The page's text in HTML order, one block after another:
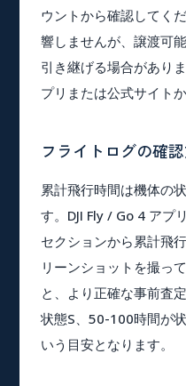
ウントから確認してく
響しませんが、譲渡可
引き継げる場合があり
プリまたは公式サイト
フライトログの確
累計飛行時間は機体の
す。DJI Fly / Go 4 アプ
セクションから累計飛
リーンショットを撮っ
と、より正確な事前査
状態S、50-100時間が
いう目安となります。